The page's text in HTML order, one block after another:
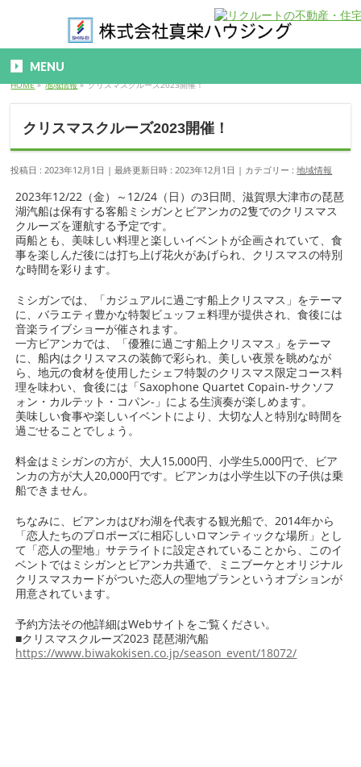
MENU
HOME» 地域情報» クリスマスクルーズ2023開催！
クリスマスクルーズ2023開催！
投稿日 : 2023年12月1日 最終更新日時 : 2023年12月1日 カテゴリー :地域情報
2023年12/22（金）～12/24（日）の3日間、滋賀県大津市の琵琶
湖汽船は保有する客船ミシガンとビアンカの2隻でのクリスマス
クルーズを運航する予定です。
両船とも、美味しい料理と楽しいイベントが企画されていて、食
事を楽しんだ後には打ち上げ花火があげられ、クリスマスの特別
な時間を彩ります。
ミシガンでは、「カジュアルに過ごす船上クリスマス」をテーマ
に、バラエティ豊かな特製ビュッフェ料理が提供され、食後には
音楽ライブショーが催されます。
一方ビアンカでは、「優雅に過ごす船上クリスマス」をテーマ
に、船内はクリスマスの装飾で彩られ、美しい夜景を眺めなが
ら、地元の食材を使用したシェフ特製のクリスマス限定コース料
理を味わい、食後には「Saxophone Quartet Copain-サクソフ
ォン・カルテット・コパン-」による生演奏が楽しめます。
美味しい食事や楽しいイベントにより、大切な人と特別な時間を
過ごせることでしょう。
料金はミシガンの方が、大人15,000円、小学生5,000円で、ビア
ンカの方が大人20,000円です。ビアンカは小学生以下の子供は乗
船できません。
ちなみに、ビアンカはびわ湖を代表する観光船で、2014年から
「恋人たちのプロポーズに相応しいロマンティックな場所」とし
て「恋人の聖地」サテライトに設定されていることから、このイ
ベントではミシガンとビアンカ共通で、ミニブーケとオリジナル
クリスマスカードがついた恋人の聖地プランというオプションが
用意されています。
予約方法その他詳細はWebサイトをご覧ください。
■クリスマスクルーズ2023 琵琶湖汽船
https://www.biwakokisen.co.jp/season_event/18072/